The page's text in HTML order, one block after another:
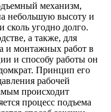
механизм,
небольшую высоту и
сколь угодно долго.
а также, для
и монтажных работ в
и способу работы он
Принцип его
рабочей
происходит
процесс подъема